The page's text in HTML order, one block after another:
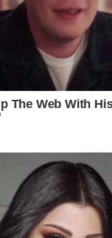
The Web With